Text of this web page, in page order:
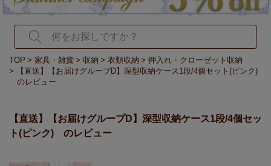
TOP 家具・雑貨 収納 衣類収納
押入れ・クローゼット収納
【直送】【お届けグループD】深型収納ケース1段/4個セット(ピンク)
のレビュー
【直送】【お届けグループD】深型収納ケース1段/4個セッ
ト(ピンク) のレビュー